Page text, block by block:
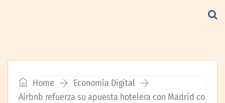
Home
Economía Digital
Airbnb refuerza su apuesta hotelera con Madrid co